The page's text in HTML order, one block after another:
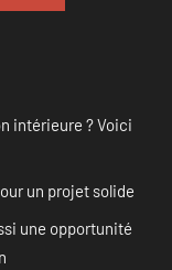
intérieure ? Voici
un projet solide
une opportunité